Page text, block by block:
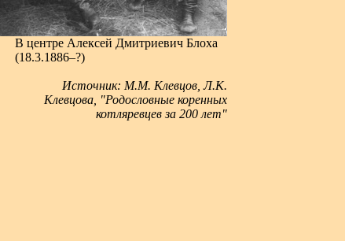
В центре Алексей Дмитриевич Блоха
(18.3.1886–?)
Источник: М.М. Клевцов, Л.К.
Клевцова, "Родословные коренных
котляревцев за 200 лет"